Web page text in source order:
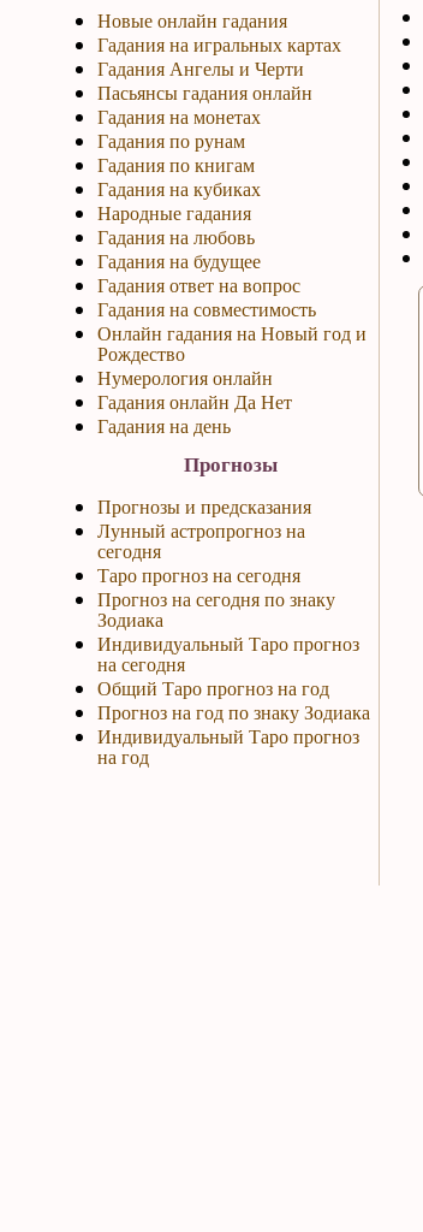
Новые онлайн гадания
Гадания на игральных картах
Гадания Ангелы и Черти
Пасьянсы гадания онлайн
Гадания на монетах
Гадания по рунам
Гадания по книгам
Гадания на кубиках
Народные гадания
Гадания на любовь
Гадания на будущее
Гадания ответ на вопрос
Гадания на совместимость
Онлайн гадания на Новый год и
Рождество
Нумерология онлайн
Гадания онлайн Да Нет
Гадания на день
Прогнозы
Прогнозы и предсказания
Лунный астропрогноз на
сегодня
Таро прогноз на сегодня
Прогноз на сегодня по знаку
Зодиака
Индивидуальный Таро прогноз
на сегодня
Общий Таро прогноз на год
Прогноз на год по знаку Зодиака
Индивидуальный Таро прогноз
на год